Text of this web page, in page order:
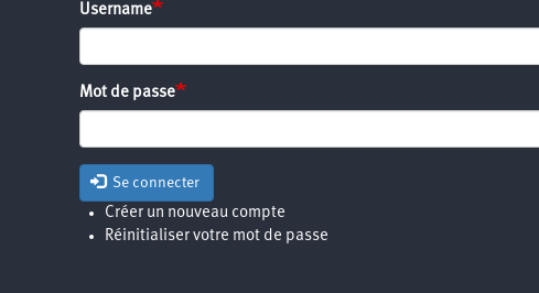
Username
Mot de passe
Se connecter
Créer un nouveau compte
Réinitialiser votre mot de passe